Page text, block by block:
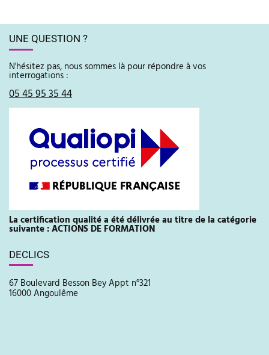
UNE QUESTION ?
N'hésitez pas, nous sommes là pour répondre à vos
interrogations :
05 45 95 35 44
La certification qualité a été délivrée au titre de la catégorie
suivante : ACTIONS DE FORMATION
DECLICS
67 Boulevard Besson Bey Appt n°321
16000 Angoulême